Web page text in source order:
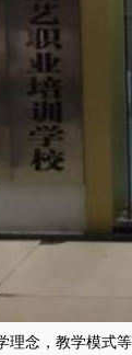
理念，教学模式